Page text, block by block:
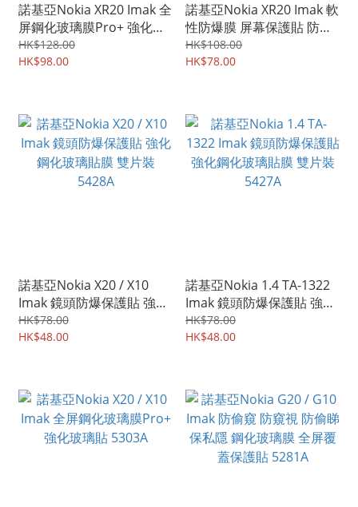
諾基亞Nokia XR20 Imak 全
屏鋼化玻璃膜Pro+ 強化玻
璃貼 0668A
HK$128.00
HK$98.00
諾基亞Nokia XR20 Imak 軟
性防爆膜 屏幕保護貼 防花
膜 防刮TPU膠貼 0618A
HK$108.00
HK$78.00
諾基亞Nokia X20 / X10
Imak 鏡頭防爆保護貼 強化
鋼化玻璃貼膜 雙片裝
5428A
HK$78.00
HK$48.00
諾基亞Nokia 1.4 TA-1322
Imak 鏡頭防爆保護貼 強化
鋼化玻璃貼膜 雙片裝
5427A
HK$78.00
HK$48.00